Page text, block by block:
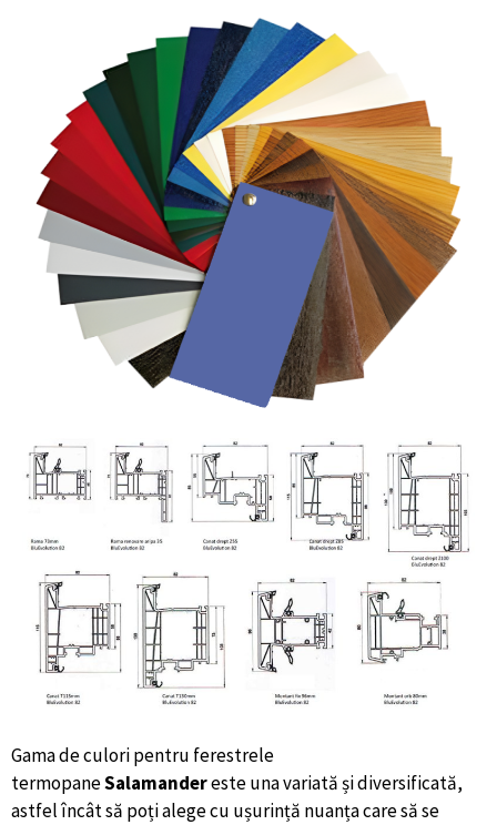
Gama de culori pentru ferestrele
termopaneSalamandereste una variată și diversificată,
astfel încât să poți alege cu ușurință nuanța care să se